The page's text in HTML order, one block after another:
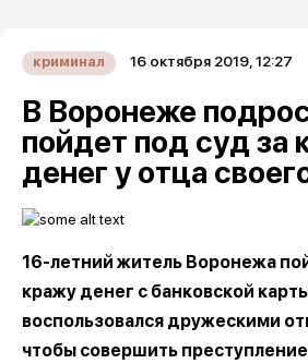
криминал 16 октября 2019, 12:27
В Воронеже
пойдет под суд за
денег у отца
16-летний житель Воронежа
кражу денег с банковской
воспользовался дружескими
чтобы совершить